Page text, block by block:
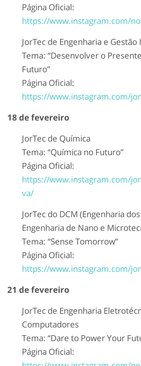
Página Oficial:
https://www.instagram.com/
JorTec de Engenharia e
Tema: “Desenvolver o
Futuro”
Página Oficial:
https://www.instagram.com/
18 de fevereiro
JorTec de Química
Tema: “Química no Futuro”
Página Oficial:
https://www.instagram.com/
va/
JorTec do DCM (Engenharia
Engenharia de Nano e
Tema: “Sense Tomorrow”
Página Oficial:
https://www.instagram.com/
21 de fevereiro
JorTec de Engenharia
Computadores
Tema: “Dare to Power Your
Página Oficial: